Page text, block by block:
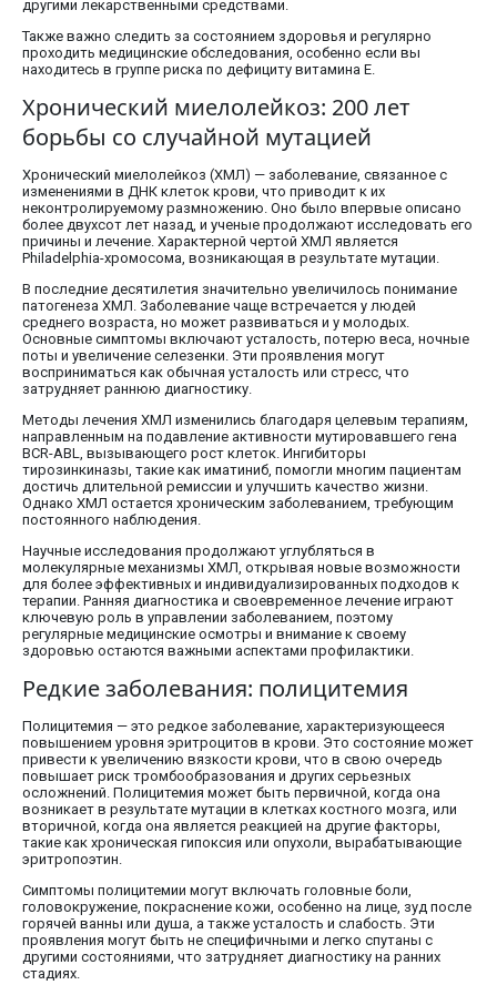
другими лекарственными средствами.
Также важно следить за состоянием здоровья и регулярно
проходить медицинские обследования, особенно если вы
находитесь в группе риска по дефициту витамина E.
Хронический миелолейкоз: 200 лет
борьбы со случайной мутацией
Хронический миелолейкоз (ХМЛ) — заболевание, связанное с
изменениями в ДНК клеток крови, что приводит к их
неконтролируемому размножению. Оно было впервые описано
более двухсот лет назад, и ученые продолжают исследовать его
причины и лечение. Характерной чертой ХМЛ является
Philadelphia-хромосома, возникающая в результате мутации.
В последние десятилетия значительно увеличилось понимание
патогенеза ХМЛ. Заболевание чаще встречается у людей
среднего возраста, но может развиваться и у молодых.
Основные симптомы включают усталость, потерю веса, ночные
поты и увеличение селезенки. Эти проявления могут
восприниматься как обычная усталость или стресс, что
затрудняет раннюю диагностику.
Методы лечения ХМЛ изменились благодаря целевым терапиям,
направленным на подавление активности мутировавшего гена
BCR-ABL, вызывающего рост клеток. Ингибиторы
тирозинкиназы, такие как иматиниб, помогли многим пациентам
достичь длительной ремиссии и улучшить качество жизни.
Однако ХМЛ остается хроническим заболеванием, требующим
постоянного наблюдения.
Научные исследования продолжают углубляться в
молекулярные механизмы ХМЛ, открывая новые возможности
для более эффективных и индивидуализированных подходов к
терапии. Ранняя диагностика и своевременное лечение играют
ключевую роль в управлении заболеванием, поэтому
регулярные медицинские осмотры и внимание к своему
здоровью остаются важными аспектами профилактики.
Редкие заболевания: полицитемия
Полицитемия — это редкое заболевание, характеризующееся
повышением уровня эритроцитов в крови. Это состояние может
привести к увеличению вязкости крови, что в свою очередь
повышает риск тромбообразования и других серьезных
осложнений. Полицитемия может быть первичной, когда она
возникает в результате мутации в клетках костного мозга, или
вторичной, когда она является реакцией на другие факторы,
такие как хроническая гипоксия или опухоли, вырабатывающие
эритропоэтин.
Симптомы полицитемии могут включать головные боли,
головокружение, покраснение кожи, особенно на лице, зуд после
горячей ванны или душа, а также усталость и слабость. Эти
проявления могут быть не специфичными и легко спутаны с
другими состояниями, что затрудняет диагностику на ранних
стадиях.